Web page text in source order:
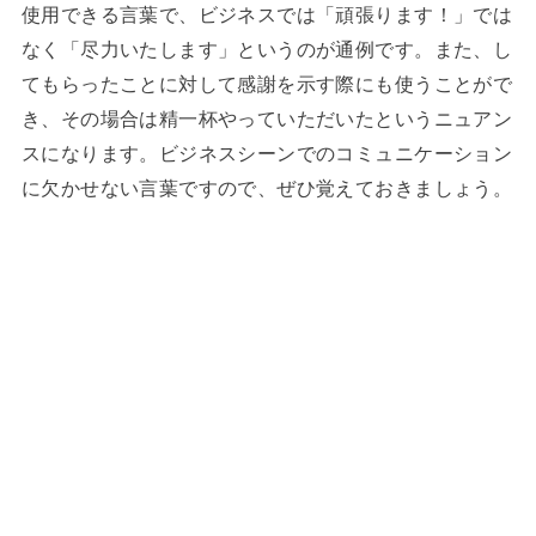
使用できる言葉で、ビジネスでは「頑張ります！」では
なく「尽力いたします」というのが通例です。また、し
てもらったことに対して感謝を示す際にも使うことがで
き、その場合は精一杯やっていただいたというニュアン
スになります。ビジネスシーンでのコミュニケーション
に欠かせない言葉ですので、ぜひ覚えておきましょう。